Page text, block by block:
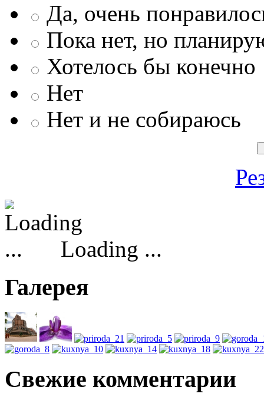
Да, очень
Пока нет, но
Хотелось бы конечно
Нет
Нет и не собираюсь
Loading ...
Галерея
Свежие комментарии